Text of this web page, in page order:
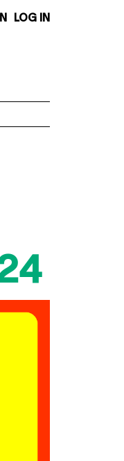
LOG IN